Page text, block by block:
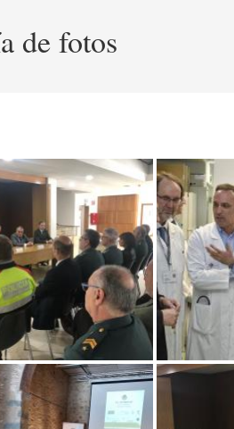
de fotos